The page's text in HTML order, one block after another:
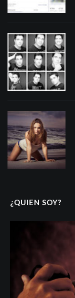
¿QUIEN SOY?